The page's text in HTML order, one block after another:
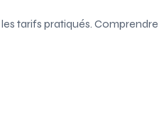
tarifs pratiqués. Comprendre